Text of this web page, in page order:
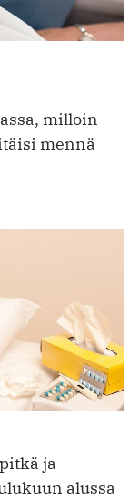
milloin
mennä
ja
alussa